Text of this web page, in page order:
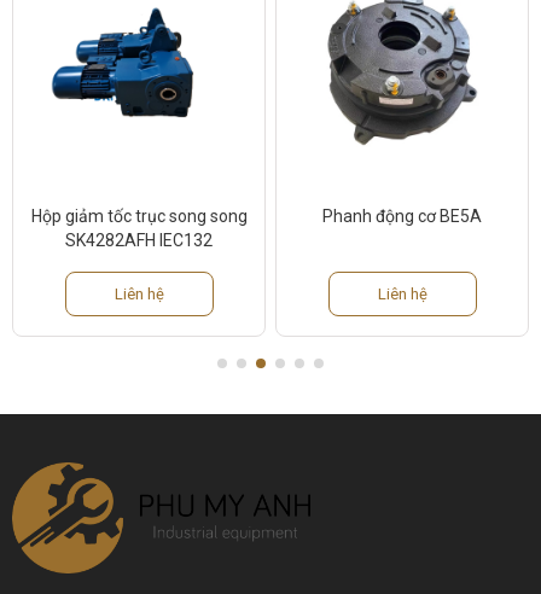
Hộp giảm tốc trục song song
SK4282AFH IEC132
Liên hệ
Phanh động cơ BE5A
Liên hệ